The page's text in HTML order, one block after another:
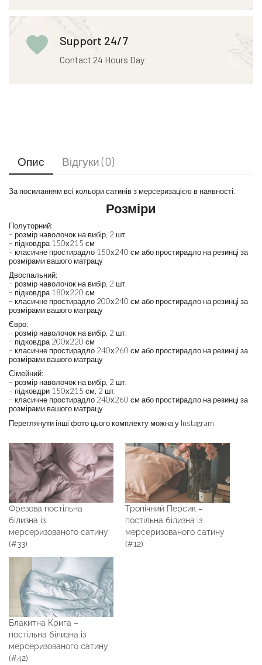
Support 24/7
Contact 24 Hours Day
Опис Відгуки (0)
За посиланням всі кольори сатинів з мерсеризацією в наявності.
Розміри
Полуторний:
– розмір наволочок на вибір, 2 шт.
– підковдра 150х215 см
– класичне простирадло 150х240 см або простирадло на резинці за
розмірами вашого матрацу
Двоспальний:
– розмір наволочок на вибір, 2 шт.
– підковдра 180х220 см
– класичне простирадло 200х240 см або простирадло на резинці за
розмірами вашого матрацу
Євро:
– розмір наволочок на вибір, 2 шт.
– підковдра 200х220 см
– класичне простирадло 240х260 см або простирадло на резинці за
розмірами вашого матрацу
Сімейний:
– розмір наволочок на вибір, 2 шт.
– підковдри 150х215 см, 2 шт.
– класичне простирадло 240х260 см або простирадло на резинці за
розмірами вашого матрацу
Переглянути інші фото цього комплекту можна у Instagram
Фрезова постільна
білизна із
мерсеризованого сатину
(#33)
Тропічний Персик –
постільна білизна із
мерсеризованого сатину
(#12)
Блакитна Крига –
постільна білизна із
мерсеризованого сатину
(#42)